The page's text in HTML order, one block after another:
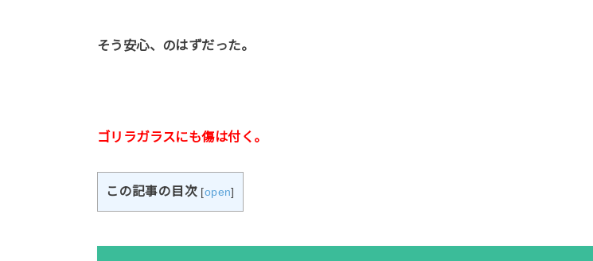
そう安心、のはずだった。
ゴリラガラスにも傷は付く。
この記事の目次 [open]